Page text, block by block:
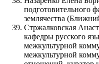
подготовительного
землячества
Стржалковская
кафедры русского
межкультурной
межкультурной